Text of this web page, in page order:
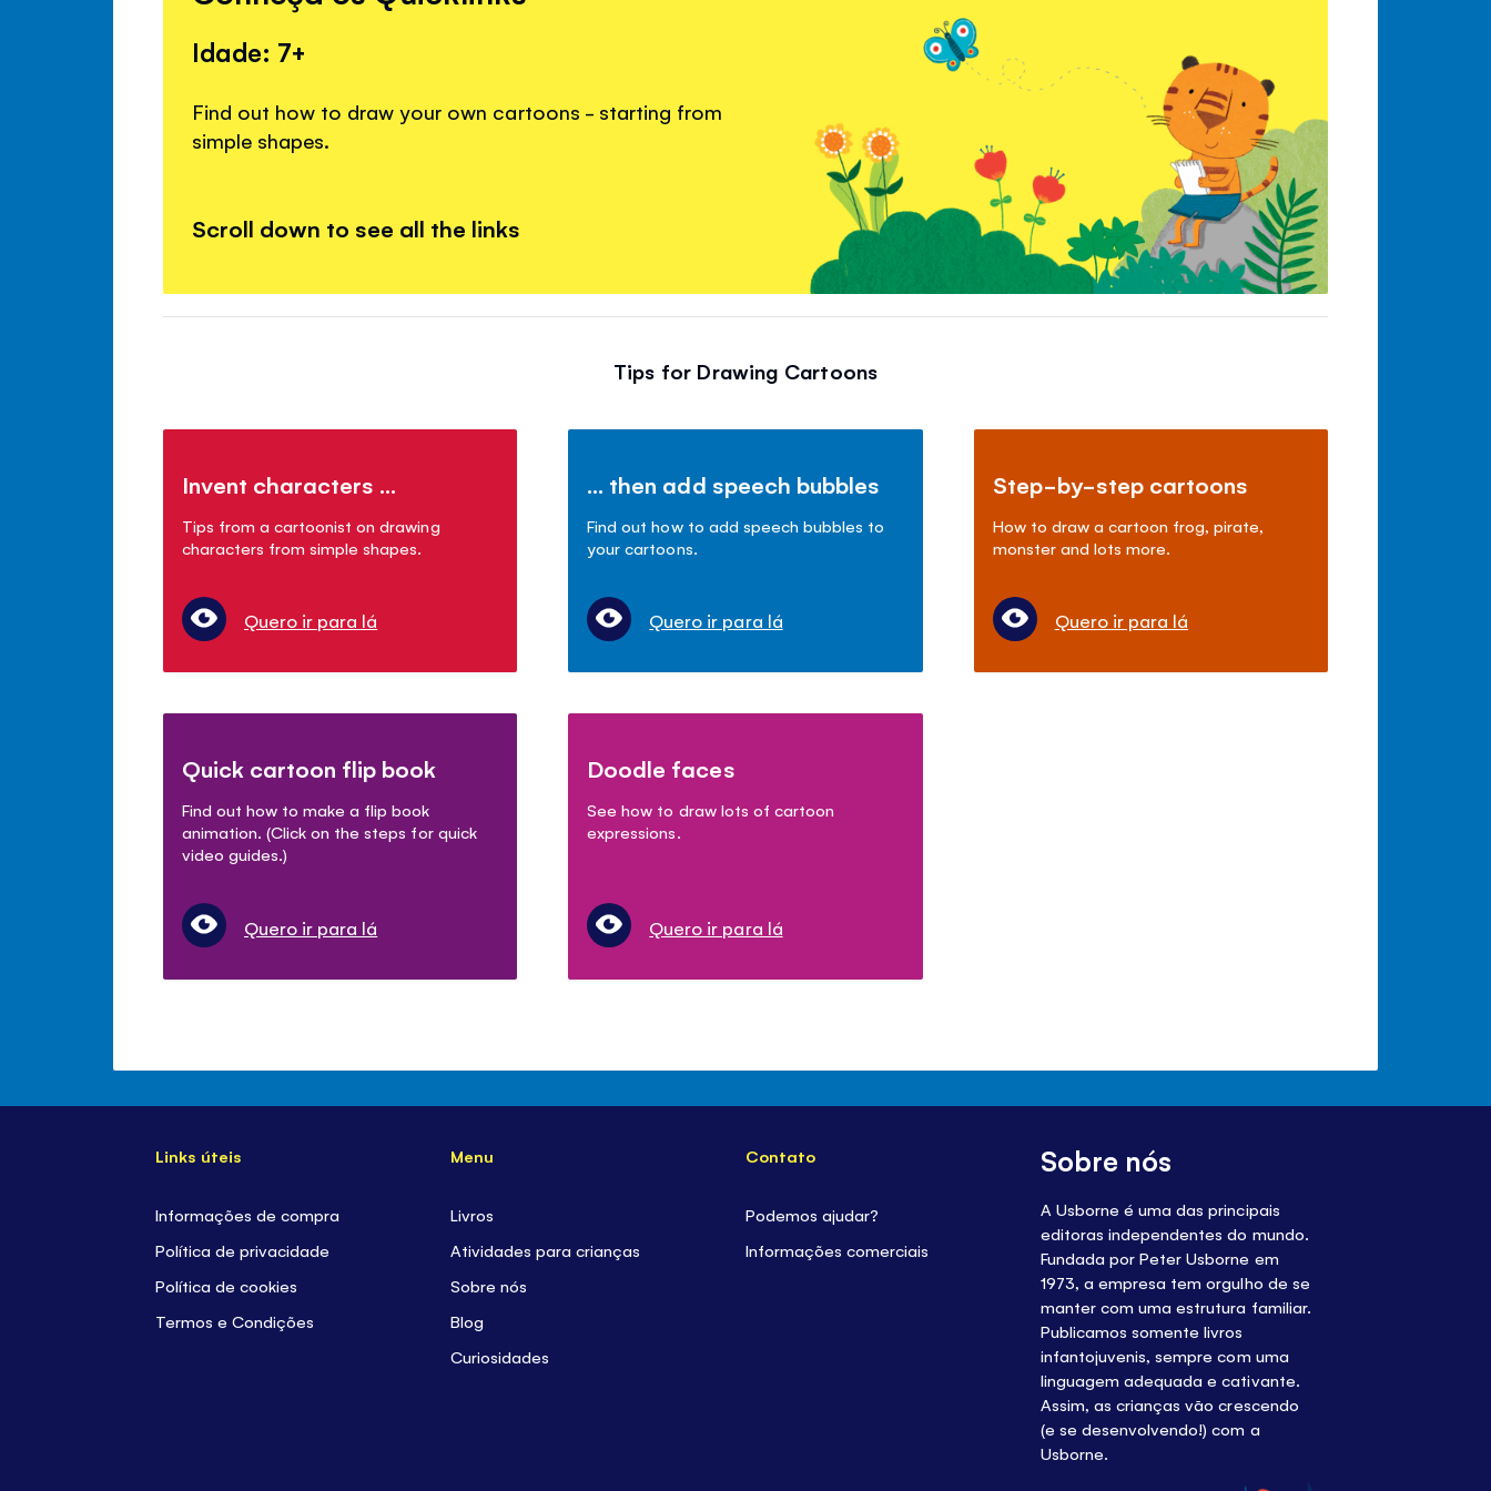
Idade: 7+
Find out how to draw your own cartoons - starting from
simple shapes.
Scroll down to see all the links
Tips for Drawing Cartoons
Invent characters ...
Tips from a cartoonist on drawing
characters from simple shapes.
Quero ir para lá
... then add speech bubbles
Find out how to add speech bubbles to
your cartoons.
Quero ir para lá
Step-by-step cartoons
How to draw a cartoon frog, pirate,
monster and lots more.
Quero ir para lá
Quick cartoon flip book
Find out how to make a flip book
animation. (Click on the steps for quick
video guides.)
Quero ir para lá
Doodle faces
See how to draw lots of cartoon
expressions.
Quero ir para lá
Links úteis
Informações de compra
Política de privacidade
Política de cookies
Termos e Condições
Menu
Livros
Atividades para crianças
Sobre nós
Blog
Curiosidades
Contato
Podemos ajudar?
Informações comerciais
Sobre nós
A Usborne é uma das principais
editoras independentes do mundo.
Fundada por Peter Usborne em
1973, a empresa tem orgulho de se
manter com uma estrutura familiar.
Publicamos somente livros
infantojuvenis, sempre com uma
linguagem adequada e cativante.
Assim, as crianças vão crescendo
(e se desenvolvendo!) com a
Usborne.